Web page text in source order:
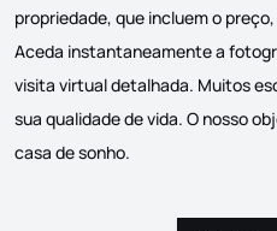
propriedade, que incluem o
Aceda instantaneamente a
visita virtual detalhada. Muitos
sua qualidade de vida. O nosso
casa de sonho.